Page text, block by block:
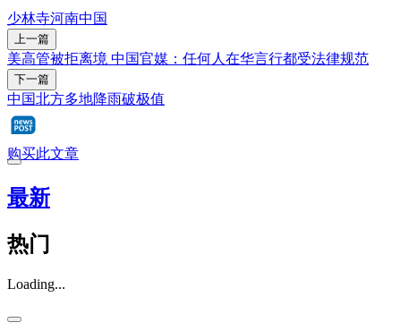
少林寺河南中国
上一篇
美高管被拒离境 中国官媒：任何人在华言行都受法律规范
下一篇
中国北方多地降雨破极值
购买此文章
最新
热门
Loading...